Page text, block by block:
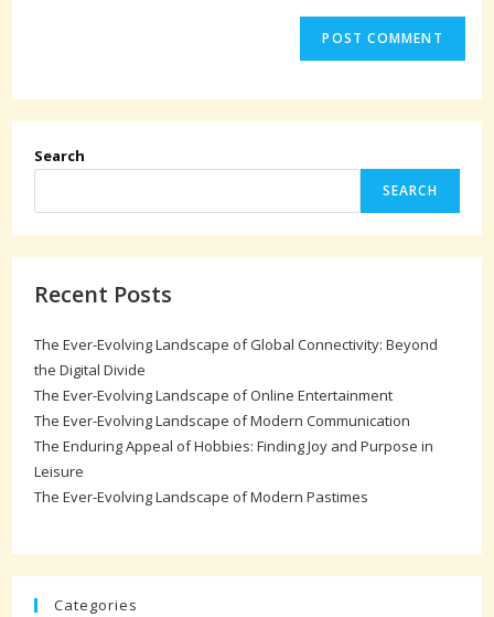
Search
SEARCH
Recent Posts
The Ever-Evolving Landscape of Global Connectivity: Beyond
the Digital Divide
The Ever-Evolving Landscape of Online Entertainment
The Ever-Evolving Landscape of Modern Communication
The Enduring Appeal of Hobbies: Finding Joy and Purpose in
Leisure
The Ever-Evolving Landscape of Modern Pastimes
Categories